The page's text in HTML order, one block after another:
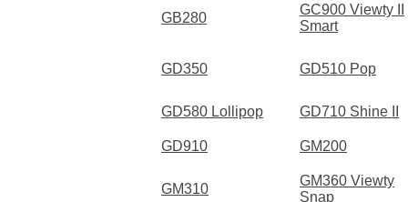
GB280
GC900 Viewty II
Smart
GD350 GD510 Pop
GD580 Lollipop GD710 Shine II
GD910 GM200
GM310
GM360 Viewty
Snap